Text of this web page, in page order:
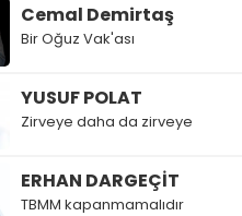
Cemal Demirtaş
Bir Oğuz Vak'ası
YUSUF POLAT
Zirveye daha da zirveye
ERHAN DARGEÇİT
TBMM kapanmamalıdır